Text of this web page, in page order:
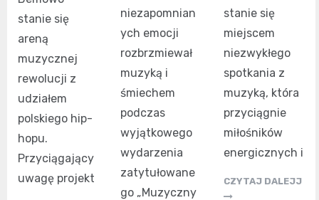
stanie się
areną
muzycznej
rewolucji z
udziałem
polskiego hip-
hopu.
Przyciągający
uwagę projekt
niezapomnian
ych emocji
rozbrzmiewał
muzyką i
śmiechem
podczas
wyjątkowego
wydarzenia
zatytułowane
go „Muzyczny
stanie się
miejscem
niezwykłego
spotkania z
muzyką, która
przyciągnie
miłośników
energicznych i
CZYTAJ DALEJJ